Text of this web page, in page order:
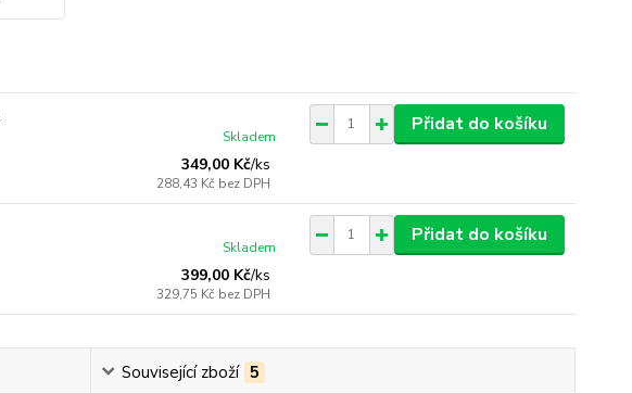
349,00 Kč/ks
288,43 Kč bez DPH
Skladem
Přidat do košíku
399,00 Kč/ks
329,75 Kč bez DPH
Skladem
Přidat do košíku
Související zboží 5